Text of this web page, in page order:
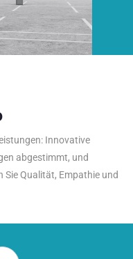
Innovative
abgestimmt, und
Sie Qualität, Empathie und